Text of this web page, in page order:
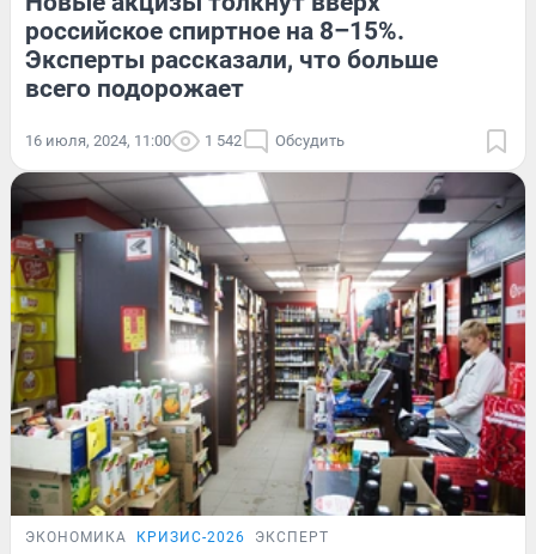
российское спиртное на 8–15%.
Эксперты рассказали, что больше
всего подорожает
16 июля, 2024, 11:00 1 542 Обсудить
ЭКОНОМИКА КРИЗИС-2026 ЭКСПЕРТ